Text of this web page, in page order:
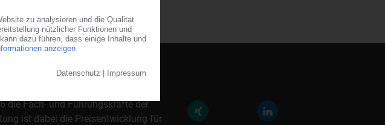
die Fach- und Führungskräfte der
ist dabei die Preisentwicklung für